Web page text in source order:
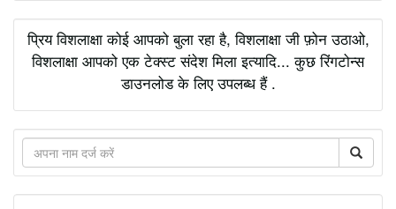
प्रिय विशलाक्षा कोई आपको बुला रहा है, विशलाक्षा जी फ़ोन उठाओ,
विशलाक्षा आपको एक टेक्स्ट संदेश मिला इत्यादि... कुछ रिंगटोन्स
डाउनलोड के लिए उपलब्ध हैं .